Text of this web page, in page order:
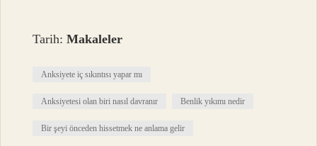
Tarih:Makaleler
Anksiyete iç sıkıntısı yapar mı
Anksiyetesi olan biri nasıl davranır Benlik yıkımı nedir
Bir şeyi önceden hissetmek ne anlama gelir